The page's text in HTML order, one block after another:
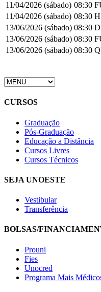
11/04/2026 (sábado) 08:30
11/04/2026 (sábado) 08:30
13/06/2026 (sábado) 08:30
13/06/2026 (sábado) 08:30
13/06/2026 (sábado) 08:30
CURSOS
Graduação
Pós-Graduação
Educação a Distância
Cursos Livres
Cursos Técnicos
SEJA UNOESTE
Vestibular
Transferência
BOLSAS/
Prouni
Fies
Unocred
Programa Mais